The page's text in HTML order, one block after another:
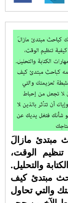
مبتدئ مازالَ
الوقت،
والتحليل.
مبتدئ كيف
والتي تحاول